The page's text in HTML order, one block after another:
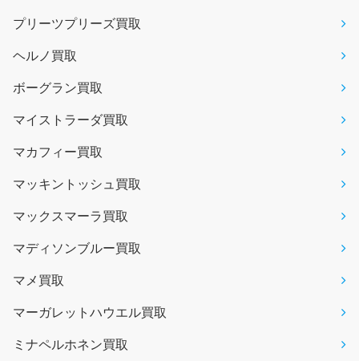
プリーツプリーズ買取
ヘルノ買取
ボーグラン買取
マイストラーダ買取
マカフィー買取
マッキントッシュ買取
マックスマーラ買取
マディソンブルー買取
マメ買取
マーガレットハウエル買取
ミナペルホネン買取